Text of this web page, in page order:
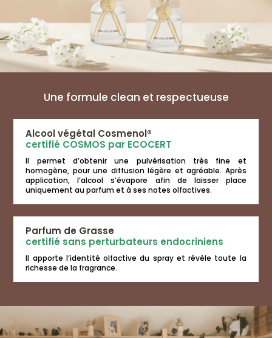
Une formule clean et respectueuse
Alcool végétal Cosmenol®
certifié COSMOS par ECOCERT
Il permet d’obtenir une pulvérisation très fine et
homogène, pour une diffusion légère et agréable. Après
application, l’alcool s’évapore afin de laisser place
uniquement au parfum et à ses notes olfactives.
Parfum de Grasse
certifié sans perturbateurs endocriniens
Il apporte l’identité olfactive du spray et révèle toute la
richesse de la fragrance.